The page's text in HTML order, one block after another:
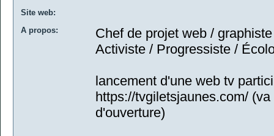
Site web:
A propos:
Chef de projet web /
Activiste / Progressiste /
lancement d'une web tv
https://tvgiletsjaunes.com/
d'ouverture)